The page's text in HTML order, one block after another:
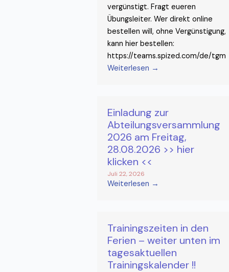
vergünstigt. Fragt eueren
Übungsleiter. Wer direkt online
bestellen will, ohne Vergünstigung,
kann hier bestellen:
https://teams.spized.com/de/tgm
Weiterlesen →
Einladung zur
Abteilungsversammlung
2026 am Freitag,
28.08.2026 >> hier
klicken <<
Juli 22, 2026
Weiterlesen →
Trainingszeiten in den
Ferien – weiter unten im
tagesaktuellen
Trainingskalender !!